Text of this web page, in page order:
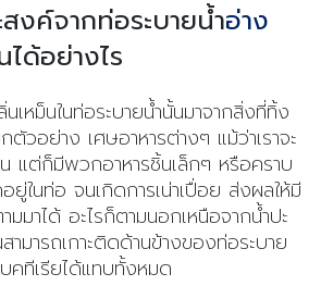
งค์จากท่อระบายน้ำอ่าง
ได้อย่างไร
เหม็นในท่อระบายน้ำนั้นมาจากสิ่งที่ทิ้ง
ตัวอย่าง เศษอาหารต่างๆ แม้ว่าเราจะ
แต่ก็มีพวกอาหารชิ้นเล็กๆ หรือคราบ
ในท่อ จนเกิดการเน่าเปื่อย ส่งผลให้มี
มาได้ อะไรก็ตามนอกเหนือจากน้ำปะ
ามารถเกาะติดด้านข้างของท่อระบาย
คทีเรียได้แทบทั้งหมด